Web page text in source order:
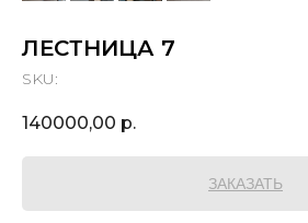
ЛЕСТНИЦА 7
SKU:
140000,00 р.
ЗАКАЗАТЬ